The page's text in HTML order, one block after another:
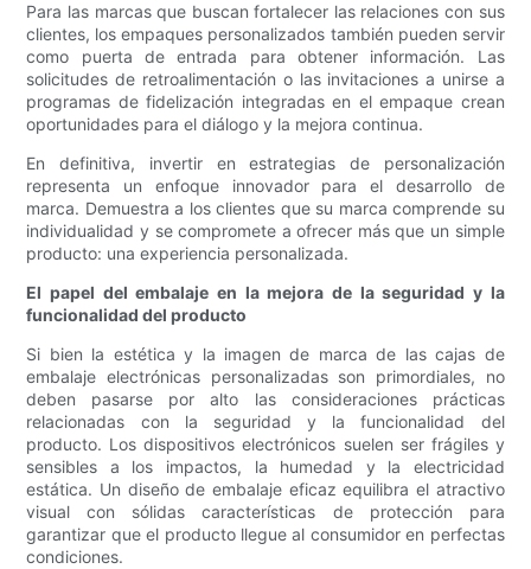
Para las marcas que buscan fortalecer las relaciones con sus
clientes, los empaques personalizados también pueden servir
como puerta de entrada para obtener información. Las
solicitudes de retroalimentación o las invitaciones a unirse a
programas de fidelización integradas en el empaque crean
oportunidades para el diálogo y la mejora continua.
En definitiva, invertir en estrategias de personalización
representa un enfoque innovador para el desarrollo de
marca. Demuestra a los clientes que su marca comprende su
individualidad y se compromete a ofrecer más que un simple
producto: una experiencia personalizada.
El papel del embalaje en la mejora de la seguridad y la
funcionalidad del producto
Si bien la estética y la imagen de marca de las cajas de
embalaje electrónicas personalizadas son primordiales, no
deben pasarse por alto las consideraciones prácticas
relacionadas con la seguridad y la funcionalidad del
producto. Los dispositivos electrónicos suelen ser frágiles y
sensibles a los impactos, la humedad y la electricidad
estática. Un diseño de embalaje eficaz equilibra el atractivo
visual con sólidas características de protección para
garantizar que el producto llegue al consumidor en perfectas
condiciones.